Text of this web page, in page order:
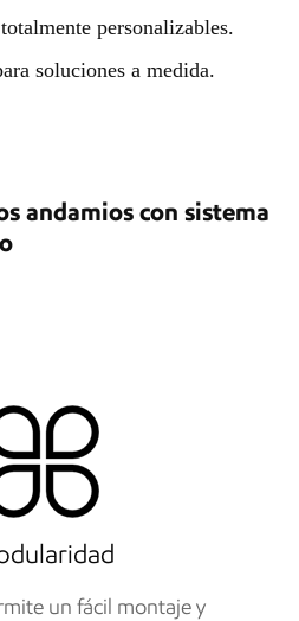
personalizables.
soluciones a medida.
andamios con sistema
un fácil montaje y